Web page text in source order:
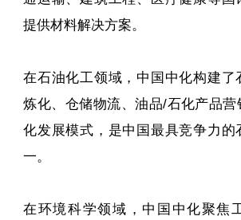
提供材料解决方案。
在石油化工领域，中国中化构建了
炼化、仓储物流、油品/石化产品
化发展模式，是中国最具竞争力的
一。
在环境科学领域，中国中化聚焦